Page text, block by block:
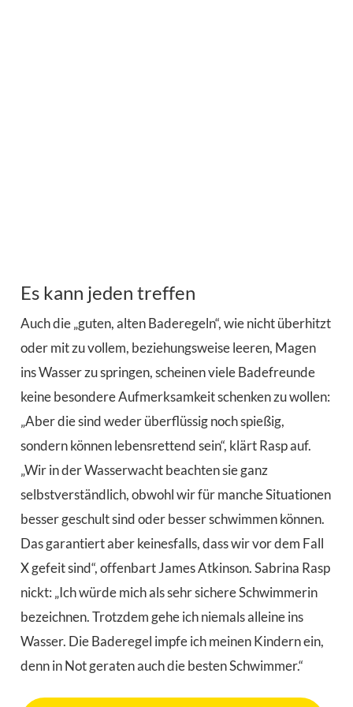
Es kann jeden treffen
Auch die „guten, alten Baderegeln“, wie nicht überhitzt
oder mit zu vollem, beziehungsweise leeren, Magen
ins Wasser zu springen, scheinen viele Badefreunde
keine besondere Aufmerksamkeit schenken zu wollen:
„Aber die sind weder überflüssig noch spießig,
sondern können lebensrettend sein“, klärt Rasp auf.
„Wir in der Wasserwacht beachten sie ganz
selbstverständlich, obwohl wir für manche Situationen
besser geschult sind oder besser schwimmen können.
Das garantiert aber keinesfalls, dass wir vor dem Fall
X gefeit sind“, offenbart James Atkinson. Sabrina Rasp
nickt: „Ich würde mich als sehr sichere Schwimmerin
bezeichnen. Trotzdem gehe ich niemals alleine ins
Wasser. Die Baderegel impfe ich meinen Kindern ein,
denn in Not geraten auch die besten Schwimmer.“